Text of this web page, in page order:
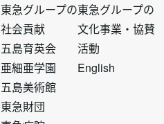
フ
ッ
タ
東急グループの
社会貢献
五島育英会
亜細亜学園
五島美術館
東急財団
フ
ッ
東急グループの
文化事業・協賛
活動
English